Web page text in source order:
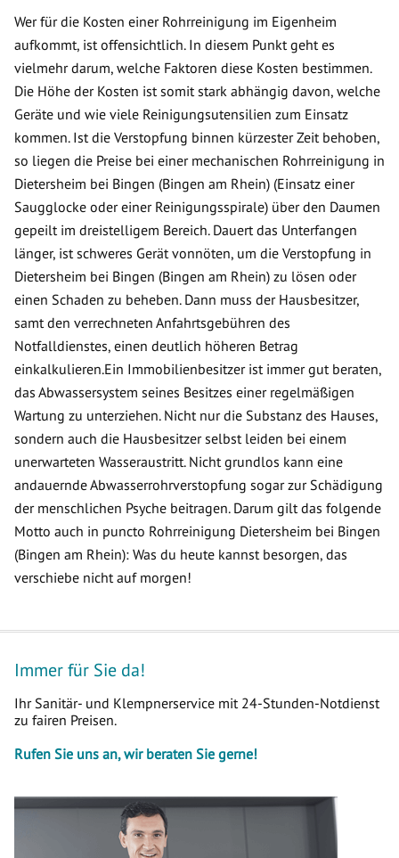
Wer für die Kosten einer Rohrreinigung im Eigenheim
aufkommt, ist offensichtlich. In diesem Punkt geht es
vielmehr darum, welche Faktoren diese Kosten bestimmen.
Die Höhe der Kosten ist somit stark abhängig davon, welche
Geräte und wie viele Reinigungsutensilien zum Einsatz
kommen. Ist die Verstopfung binnen kürzester Zeit behoben,
so liegen die Preise bei einer mechanischen Rohrreinigung in
Dietersheim bei Bingen (Bingen am Rhein) (Einsatz einer
Saugglocke oder einer Reinigungsspirale) über den Daumen
gepeilt im dreistelligem Bereich. Dauert das Unterfangen
länger, ist schweres Gerät vonnöten, um die Verstopfung in
Dietersheim bei Bingen (Bingen am Rhein) zu lösen oder
einen Schaden zu beheben. Dann muss der Hausbesitzer,
samt den verrechneten Anfahrtsgebühren des
Notfalldienstes, einen deutlich höheren Betrag
einkalkulieren.Ein Immobilienbesitzer ist immer gut beraten,
das Abwassersystem seines Besitzes einer regelmäßigen
Wartung zu unterziehen. Nicht nur die Substanz des Hauses,
sondern auch die Hausbesitzer selbst leiden bei einem
unerwarteten Wasseraustritt. Nicht grundlos kann eine
andauernde Abwasserrohrverstopfung sogar zur Schädigung
der menschlichen Psyche beitragen. Darum gilt das folgende
Motto auch in puncto Rohrreinigung Dietersheim bei Bingen
(Bingen am Rhein): Was du heute kannst besorgen, das
verschiebe nicht auf morgen!
Immer für Sie da!
Ihr Sanitär- und Klempnerservice mit 24-Stunden-Notdienst
zu fairen Preisen.
Rufen Sie uns an, wir beraten Sie gerne!